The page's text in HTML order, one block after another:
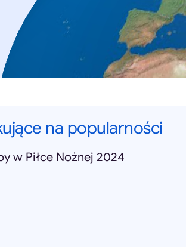
na popularności
w Piłce Nożnej 2024